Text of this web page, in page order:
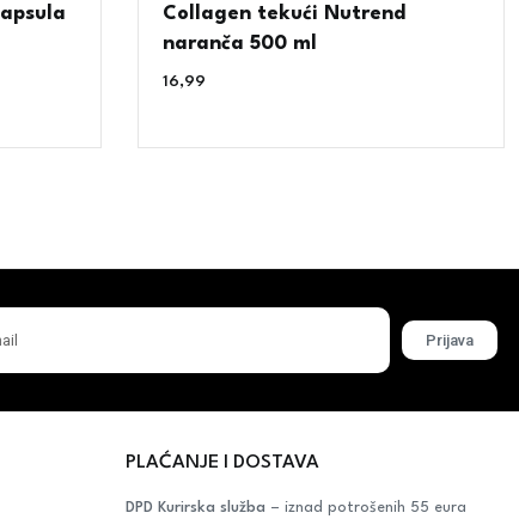
Collagen tekući Nutrend
naranča 500 ml
16,99
Prijava
PLAĆANJE I DOSTAVA
DPD Kurirska služba – iznad potrošenih 55 eura